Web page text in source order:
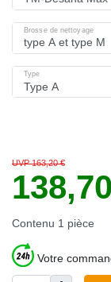
Brosse de nettoyage
Type
UVP 163,20 €
Contenu 1 pièce
Votre